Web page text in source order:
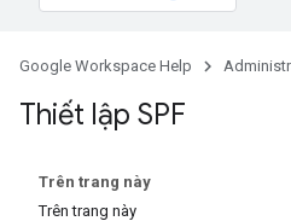
Google Workspace Help
Thiết lập SPF
Trên trang này
Trên trang này